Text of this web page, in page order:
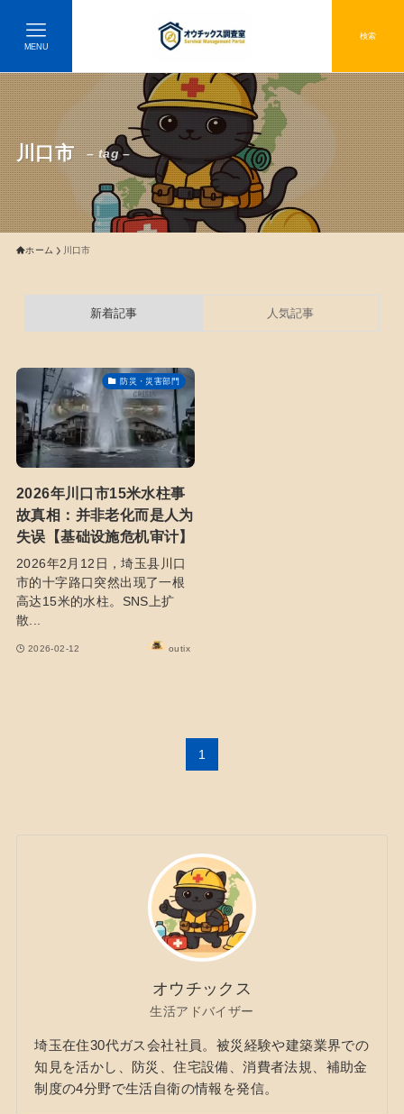
検索
MENU
川口市 – tag –
ホーム 川口市
新着記事 人気記事
防災・災害部門
2026年川口市15米水柱事
故真相：并非老化而是人为
失误【基础设施危机审计】
2026年2月12日，埼玉县川口
市的十字路口突然出现了一根
高达15米的水柱。SNS上扩
散...
2026-02-12 outix
1
オウチックス
生活アドバイザー
埼玉在住30代ガス会社社員。被災経験や建築業界での
知見を活かし、防災、住宅設備、消費者法規、補助金
制度の4分野で生活自衛の情報を発信。